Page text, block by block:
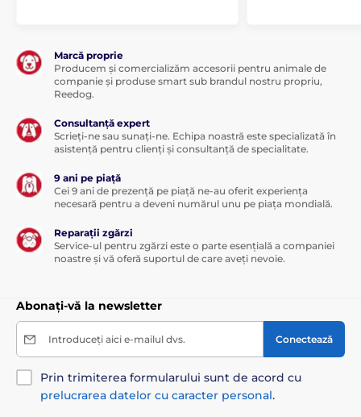
Marcă proprie
Producem și comercializăm accesorii pentru animale de
companie și produse smart sub brandul nostru propriu,
Reedog.
Consultanță expert
Scrieți-ne sau sunați-ne. Echipa noastră este specializată în
asistență pentru clienți și consultanță de specialitate.
9 ani pe piață
Cei 9 ani de prezență pe piață ne-au oferit experiența
necesară pentru a deveni numărul unu pe piața mondială.
Reparații zgărzi
Service-ul pentru zgărzi este o parte esențială a companiei
noastre și vă oferă suportul de care aveți nevoie.
Abonați-vă la newsletter
Introduceți aici e-mailul dvs. Conectează
Prin trimiterea formularului sunt de acord cu
prelucrarea datelor cu caracter personal.